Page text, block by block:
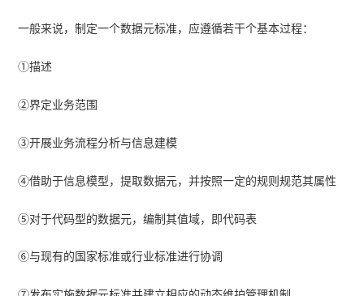
一般来说，制定一个数据元标准，应遵循若干个基本过程：
①描述
②界定业务范围
③开展业务流程分析与信息建模
④借助于信息模型，提取数据元，并按照一定的规则规范其属性
⑤对于代码型的数据元，编制其值域，即代码表
⑥与现有的国家标准或行业标准进行协调